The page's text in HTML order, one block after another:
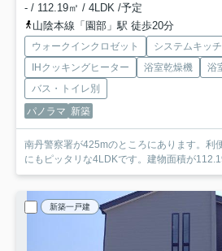
- / 112.19㎡ / 4LDK /予定
山陰本線「園部」駅 徒歩20分
ウォークインクロゼット
システムキッ
IHクッキングヒーター
浴室乾燥機
浴
バス・トイレ別
パノラマ 新築
南丹警察署が425mのところにあります。利
にもピッタリな4LDKです。建物面積が
新築一戸建